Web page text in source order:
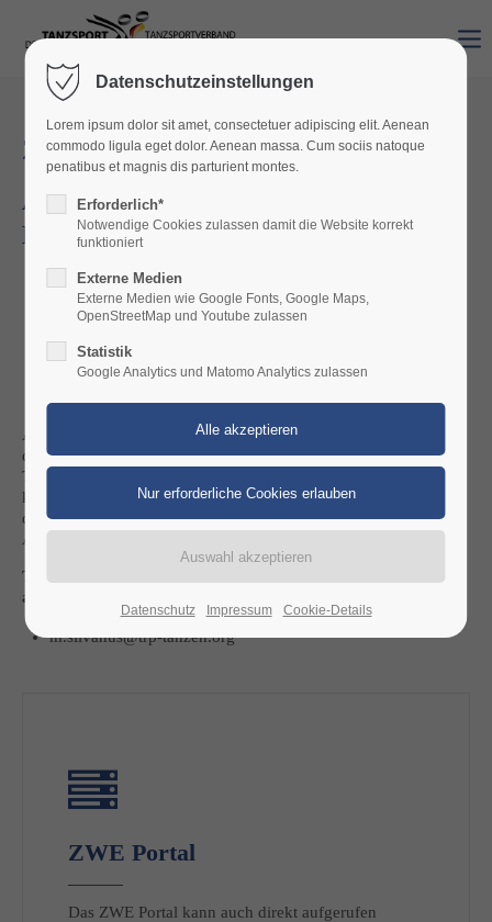
Zentraler Wertungsrichtereinsatz
Anmeldefristen für alle Turniere im
Bereich des TRP
Nach der Vergabe von Landesmeisterschaften sind diese
umgehend anzumelden.
Anmeldeschluss für Turniere vom 01.01. - 30.06. => 1.
September des Vorjahres
Anmeldeschluss für Turniere vom 01.07. - 31.12. => 1.
Aus organisatorischen Gründen ist es unbedingt erforderlich,
dass diese Termine eingehalten werden. Vereine, die ihre
Turnieranmeldungen nach diesen Terminen vorlegen, haben
keinen Anspruch darauf, dass diese Anmeldung bearbeitet oder
das Turnier genehmigt wird. Für verspätet eingehende
Anmeldungen wird eine zusätzliche Gebühr fällig.
Turnieranmeldungen sind ausschließlich per E-Mail zu richten
an:
m.silvanus@trp-tanzen.org
ZWE Portal
Das ZWE Portal kann auch direkt aufgerufen
Datenschutzeinstellungen
Lorem ipsum dolor sit amet, consectetuer adipiscing elit. Aenean
commodo ligula eget dolor. Aenean massa. Cum sociis natoque
penatibus et magnis dis parturient montes.
Erforderlich*
Notwendige Cookies zulassen damit die Website korrekt
funktioniert
Externe Medien
Externe Medien wie Google Fonts, Google Maps,
OpenStreetMap und Youtube zulassen
Statistik
Google Analytics und Matomo Analytics zulassen
Datenschutz Impressum Cookie-Details